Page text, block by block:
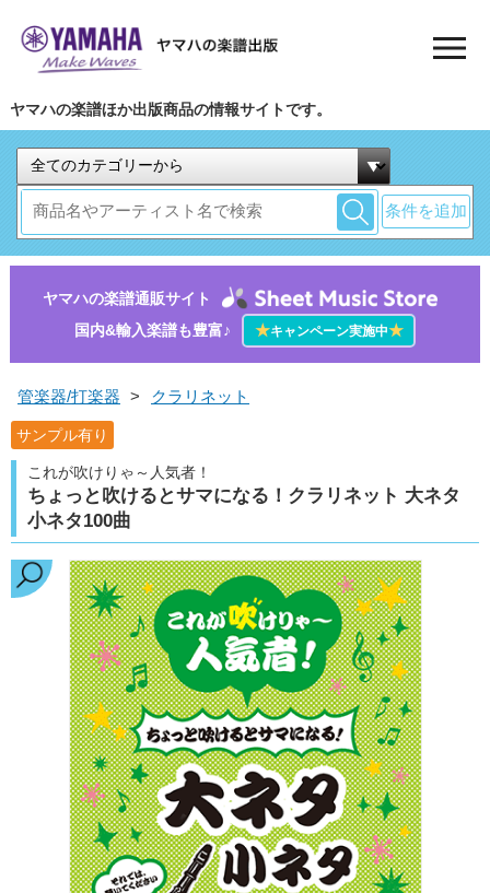
ヤマハの楽譜ほか出版商品の情報サイトです。
条件を追加
ヤマハの楽譜通販サイト
国内&輸入楽譜も豊富♪
★キャンペーン実施中★
管楽器/打楽器 > クラリネット
サンプル有り
これが吹けりゃ～人気者！
ちょっと吹けるとサマになる！クラリネット 大ネタ
小ネタ100曲